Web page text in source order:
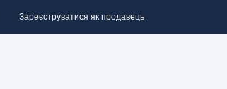
Зареєструватися як продавець